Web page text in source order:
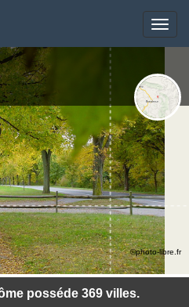
Toggle
posséde 369 villes.
©photo-libre.fr
Toggle